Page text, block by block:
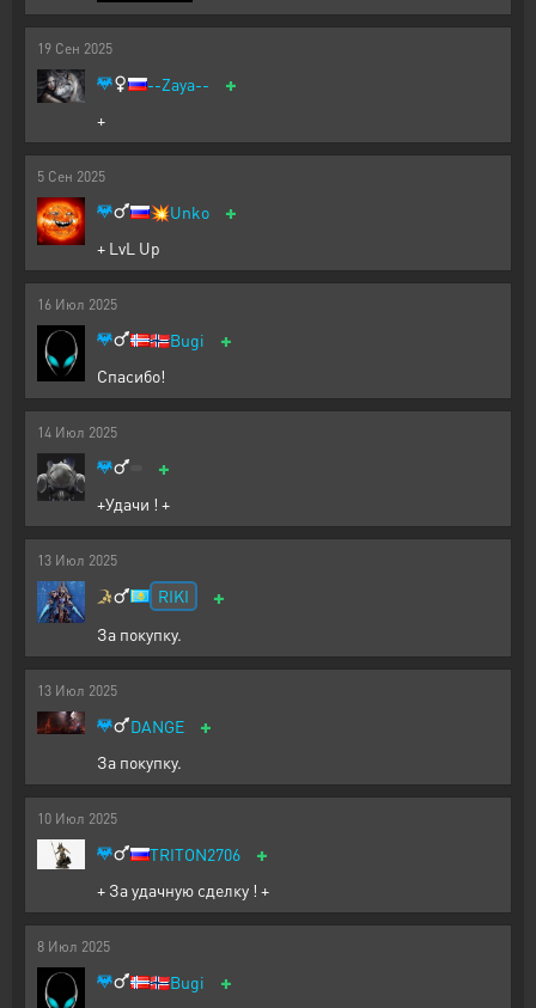
19 Сен 2025
--Zaya-- +
+
5 Сен 2025
💥Unko +
+ LvL Up
16 Июл 2025
🇳🇴Bugi +
Спасибо!
14 Июл 2025
+
+Удачи ! +
13 Июл 2025
RIKI +
За покупку.
13 Июл 2025
DANGE +
За покупку.
10 Июл 2025
TRITON2706 +
+ За удачную сделку ! +
8 Июл 2025
🇳🇴Bugi +